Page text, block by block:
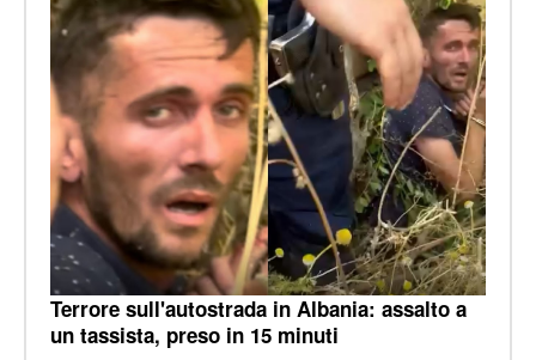
Terrore sull'autostrada in Albania: assalto a
un tassista, preso in 15 minuti